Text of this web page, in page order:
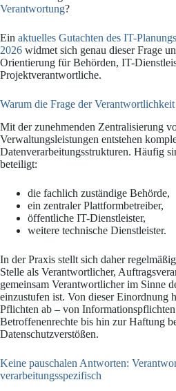
Verantwortung?
Ein aktuelles Gutachten des IT-
2026 widmet sich genau dieser Frage
Orientierung für Behörden, IT-
Projektverantwortliche.
Warum die Frage der
Mit der zunehmenden Zentralisierung
Verwaltungsleistungen entstehen
Datenverarbeitungsstrukturen. Häufig
beteiligt:
die fachlich zuständige Behörde,
ein zentraler Plattformbetreiber,
öffentliche IT-Dienstleister,
weitere technische Dienstleister.
In der Praxis stellt sich daher
Stelle als Verantwortlicher,
gemeinsam Verantwortlicher im Sinne
einzustufen ist. Von dieser Einordnung
Pflichten ab – von
Betroffenenrechte bis hin zur Haftung
Datenschutzverstößen.
Keine pauschalen Antworten:
verarbeitungsspezifisch